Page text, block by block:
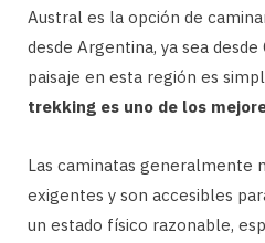
Austral es la opción de
desde Argentina, ya sea
paisaje en esta región es
trekking es uno de los
Las caminatas generalmente
exigentes y son accesibles
un estado físico razonable,